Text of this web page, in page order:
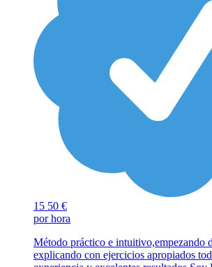
15 50 €
por hora
Método práctico e intuitivo,empezando
explicando con ejercicios apropiados